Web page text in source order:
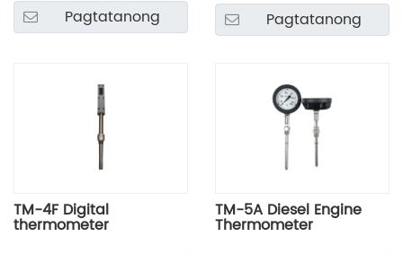
Pagtatanong
Pagtatanong
TM-4F Digital
thermometer
TM-5A Diesel Engine
Thermometer